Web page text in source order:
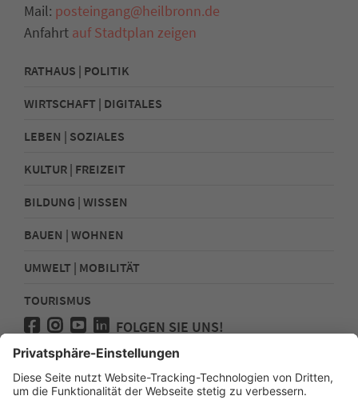
Mail: posteingang@heilbronn.de
Anfahrt auf Stadtplan zeigen
RATHAUS | POLITIK
WIRTSCHAFT | DIGITALES
LEBEN | SOZIALES
KULTUR | FREIZEIT
BILDUNG | WISSEN
BAUEN | WOHNEN
UMWELT | MOBILITÄT
TOURISMUS
FOLGEN SIE UNS!
Presse
Kontakt